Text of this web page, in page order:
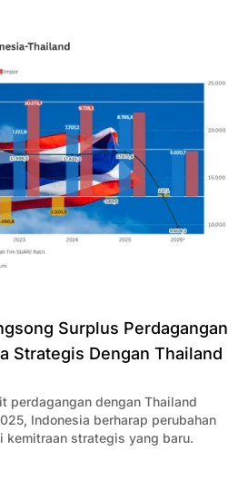
Surplus Perdagangan
Strategis Dengan Thailand
perdagangan dengan Thailand
Indonesia berharap perubahan
kemitraan strategis yang baru.